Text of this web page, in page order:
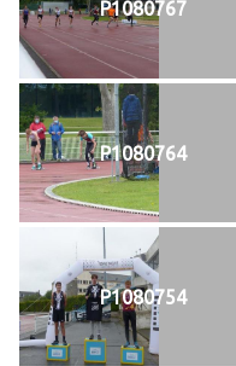
P1080767
P1080764
P1080754